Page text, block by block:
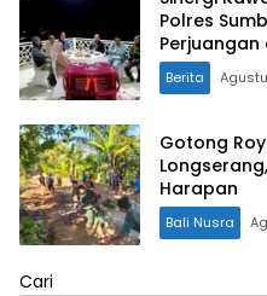
Polres
Perjuangan
Pariwisata
Berita
Gotong
Harapan
Bali Nusra
Cari